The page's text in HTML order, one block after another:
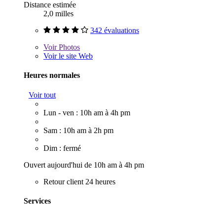
Distance estimée
2,0 milles
342 évaluations
VoirPhotos
Voir le site Web
Heures normales
Voir tout
Lun - ven : 10h am à 4h pm
Sam : 10h am à 2h pm
Dim : fermé
Ouvert aujourd'hui de 10h am à 4h pm
Retour client 24 heures
Services